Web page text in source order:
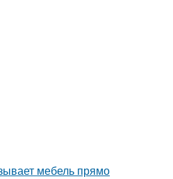
мебель прямо